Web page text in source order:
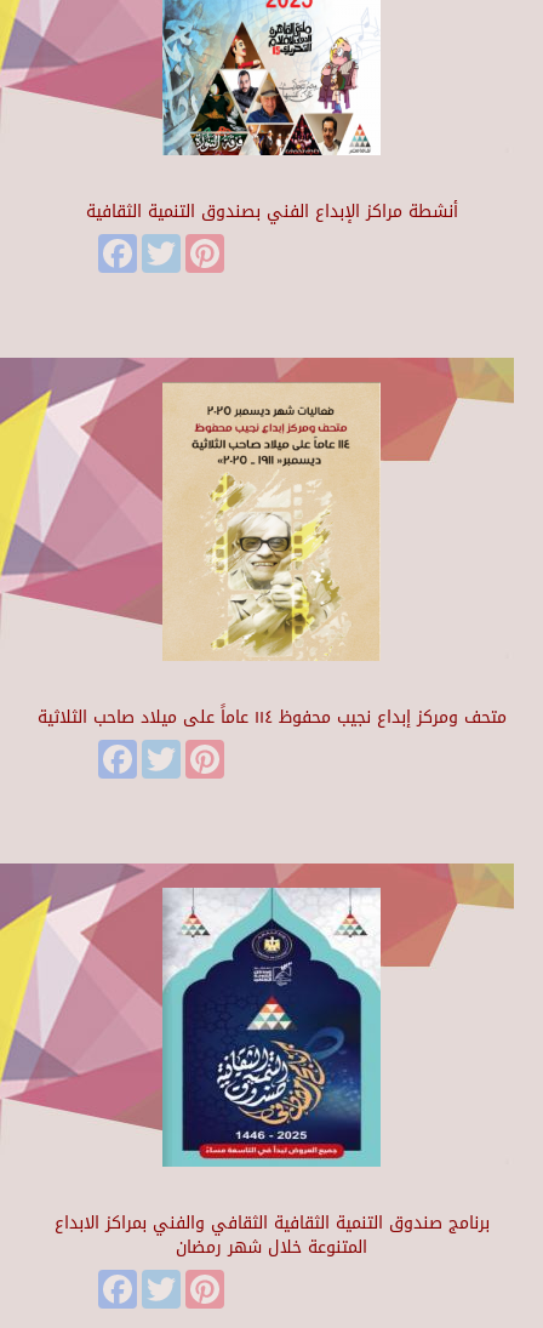
أنشطة مراكز الإبداع الفني بصندوق التنمية الثقافية
FacebookTwitter
متحف ومركز إبداع نجيب محفوظ ١١٤ عاماً على ميلاد صاحب الثلاثية
FacebookTwitter
برنامج صندوق التنمية الثقافية الثقافي والفني بمراكز الابداع
المتنوعة خلال شهر رمضان
FacebookTwitter